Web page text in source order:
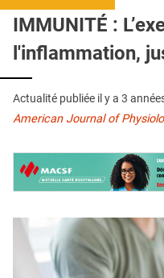
QUI SOMMES-NOUS ?
PUBLICITÉ
CONDITIONS GÉNÉRALES
CONTACT
IMMUNITÉ :
l'inflammation,
Actualité publiée il y a 3
American Journal of